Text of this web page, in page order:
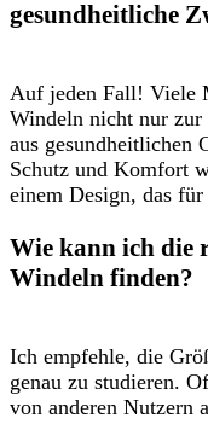
gesundheitliche
Auf jeden Fall! Viele
Windeln nicht nur zur
aus gesundheitlichen
Schutz und⁣ Komfort⁢
einem Design, das
Wie kann⁢ ich die⁢
Windeln finden?
Ich empfehle, die
‌genau ​zu studieren.
von anderen Nutzern